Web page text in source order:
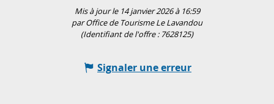
Mis à jour le 14 janvier 2026 à 16:59
par Office de Tourisme Le Lavandou
(Identifiant de l'offre : 7628125)
Signaler une erreur